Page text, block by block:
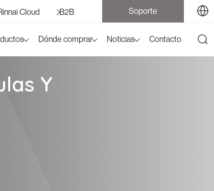
Cloud B2B Soporte
Dónde comprar Noticias Contacto
Y